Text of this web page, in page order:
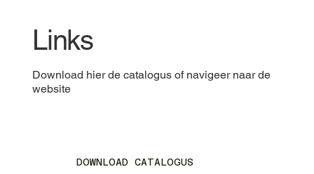
Links
Download hier de catalogus of navigeer naar de
website
DOWNLOAD CATALOGUS